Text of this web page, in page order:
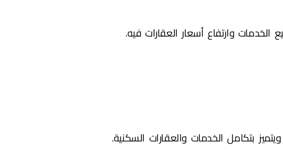
الخدمات وارتفاع أسعار العقارات فيه.
بتكامل الخدمات والعقارات السكنية.